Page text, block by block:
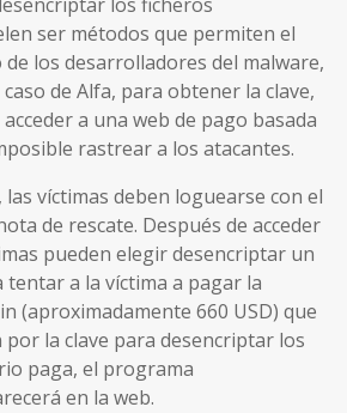
ser métodos que permiten el
los desarrolladores del malware,
de Alfa, para obtener la clave,
a una web de pago basada
rastrear a los atacantes.
víctimas deben loguearse con el
de rescate. Después de acceder
pueden elegir desencriptar un
a la víctima a pagar la
(aproximadamente 660 USD) que
la clave para desencriptar los
paga, el programa
en la web.